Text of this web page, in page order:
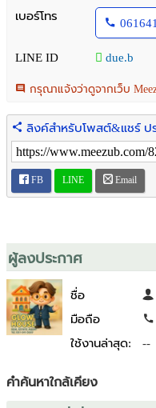
* พื้นที่ใช้สอยกว่า 500 ตร.ม.
เช่า 130,000 บาท/เดือน
สนใจสถานที่โทรเลย : 061-
Line ID: due.b
โปรดแจ้งรหัสทรัพย์ : TD729
#โฮมออฟฟิศให้เช่า
Renovated home office with
brand interiors Located next
for office or residence.
Building Details
* 4 floors | 4 bedrooms | 3
* Soundproof glass throughout
เบอร์โทร
LINE ID due.b
กรุณาแจ้งว่าดูจากเว็บ
ลิงค์สำหรับโพสต์&แชร์ ป
FB LINE Email
ผู้ลงประกาศ
ชื่อ
มือถือ
ใช้งานล่าสุด:
--
คำค้นหาใกล้เคียง